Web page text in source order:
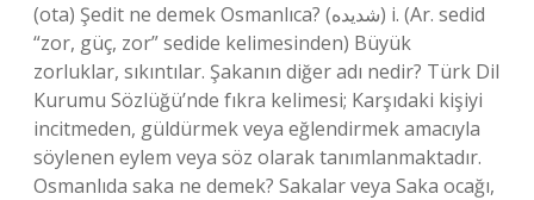
(ota) Şedit ne demek Osmanlıca? (ﺷﺪﻳﺪﻩ) i. (Ar. sedіd
“zor, güç, zor” sedіde kelimesinden) Büyük
zorluklar, sıkıntılar. Şakanın diğer adı nedir? Türk Dil
Kurumu Sözlüğü’nde fıkra kelimesi; Karşıdaki kişiyi
incitmeden, güldürmek veya eğlendirmek amacıyla
söylenen eylem veya söz olarak tanımlanmaktadır.
Osmanlıda saka ne demek? Sakalar veya Saka ocağı,